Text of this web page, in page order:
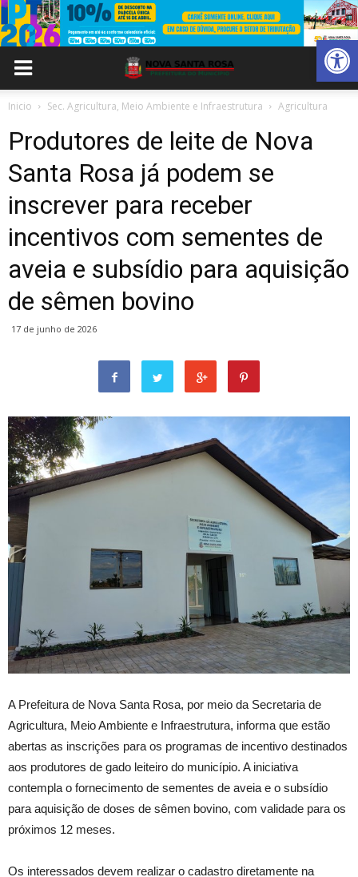
Abrir
Inicio Sec. Agricultura, Meio Ambiente e Infraestrutura Agricultura
Produtores de leite de Nova
Santa Rosa já podem se
inscrever para receber
incentivos com sementes de
aveia e subsídio para aquisição
de sêmen bovino
17 de junho de 2026
A Prefeitura de Nova Santa Rosa, por meio da Secretaria de
Agricultura, Meio Ambiente e Infraestrutura, informa que estão
abertas as inscrições para os programas de incentivo destinados
aos produtores de gado leiteiro do município. A iniciativa
contempla o fornecimento de sementes de aveia e o subsídio
para aquisição de doses de sêmen bovino, com validade para os
próximos 12 meses.
Os interessados devem realizar o cadastro diretamente na